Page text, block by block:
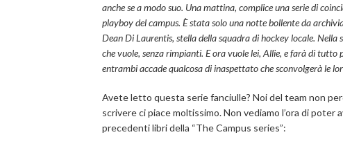
anche se a modo suo. Una mattina, complice una serie di
playboy del campus. È stata solo una notte bollente da
Dean Di Laurentis, stella della squadra di hockey locale.
che vuole, senza rimpianti. E ora vuole lei, Allie, e farà di tutto
entrambi accade qualcosa di inaspettato che sconvolgerà le
Avete letto questa serie fanciulle? Noi del team non
scrivere ci piace moltissimo. Non vediamo l’ora di
precedenti libri della “The Campus series”: